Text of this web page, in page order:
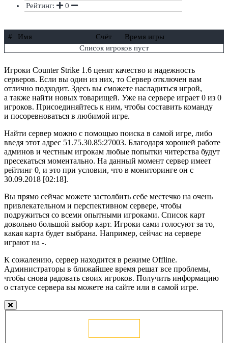
Рейтинг:
0
# Имя Счёт
Время игры
Список игроков пуст
Игроки Counter Strike 1.6 ценят качество и надежность
серверов. Если вы один из них, то Сервер отключен вам
отлично подходит. Здесь вы сможете насладиться игрой,
а также найти новых товарищей. Уже на сервере играет 0 из 0
игроков. Присоединяйтесь к ним, чтобы составить команду
и посоревноваться в любимой игре.
Найти сервер можно с помощью поиска в самой игре, либо
введя этот адрес 51.75.30.85:27003. Благодаря хорошей работе
админов и честным игрокам любые попытки читерства будут
пресекаться моментально. На данный момент сервер имеет
рейтинг 0, и это при условии, что в мониторинге он с
30.09.2018 [02:18].
Вы прямо сейчас можете застолбить себе местечко на очень
привлекательном и перспективном сервере, чтобы
подружиться со всеми опытными игроками. Список карт
довольно большой выбор карт. Игроки сами голосуют за то,
какая карта будет выбрана. Например, сейчас на сервере
играют на -.
К сожалению, сервер находится в режиме Offline.
Администраторы в ближайшее время решат все проблемы,
чтобы снова радовать своих игроков. Получить информацию
о статусе сервера вы можете на сайте или в самой игре.